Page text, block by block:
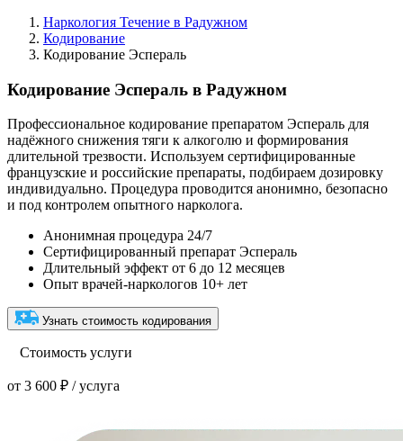
Наркология Течение в Радужном
Кодирование
Кодирование Эспераль
Кодирование Эспераль в Радужном
Профессиональное кодирование препаратом Эспераль для
надёжного снижения тяги к алкоголю и формирования
длительной трезвости. Используем сертифицированные
французские и российские препараты, подбираем дозировку
индивидуально. Процедура проводится анонимно, безопасно
и под контролем опытного нарколога.
Анонимная процедура 24/7
Сертифицированный препарат Эспераль
Длительный эффект от 6 до 12 месяцев
Опыт врачей-наркологов 10+ лет
Узнать стоимость кодирования
Стоимость услуги
от 3 600 ₽ / услуга